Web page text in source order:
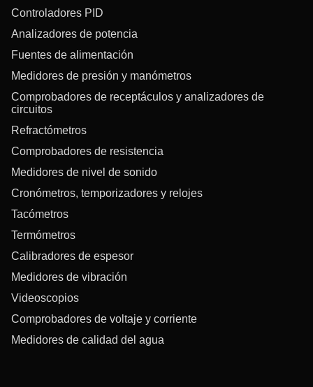
Controladores PID
Analizadores de potencia
Fuentes de alimentación
Medidores de presión y manómetros
Comprobadores de receptáculos y analizadores de
circuitos
Refractómetros
Comprobadores de resistencia
Medidores de nivel de sonido
Cronómetros, temporizadores y relojes
Tacómetros
Termómetros
Calibradores de espesor
Medidores de vibración
Videoscopios
Comprobadores de voltaje y corriente
Medidores de calidad del agua